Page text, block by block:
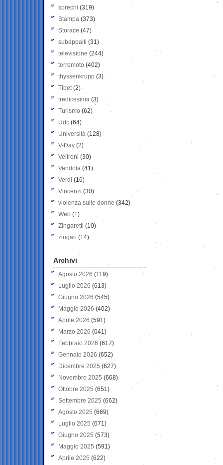
sprechi (319)
Stampa (373)
Storace (47)
subappalti (31)
televisione(244)
terremoto (402)
thyssenkrupp (3)
Tibet(2)
tredicesima (3)
Turismo (62)
Udc (64)
Università (128)
V-Day (2)
Veltroni (30)
Vendola (41)
Verdi (16)
Vincenzi (30)
violenza sulle donne (342)
Web (1)
Zingaretti (10)
zingari (14)
Archivi
Agosto 2026 (119)
Luglio 2026 (613)
Giugno 2026 (545)
Maggio 2026 (402)
Aprile 2026 (591)
Marzo 2026 (641)
Febbraio 2026 (617)
Gennaio 2026 (652)
Dicembre 2025 (627)
Novembre 2025 (668)
Ottobre 2025 (651)
Settembre 2025 (662)
Agosto 2025 (669)
Luglio 2025 (671)
Giugno 2025 (573)
Maggio 2025 (591)
Aprile 2025 (622)